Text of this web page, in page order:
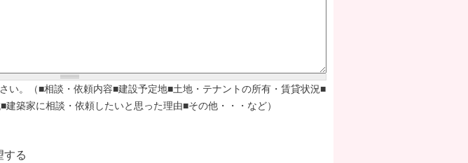
い。（■相談・依頼内容■建設予定地■土地・テナントの所有・賃貸状況■
築家に相談・依頼したいと思った理由■その他・・・など）
する